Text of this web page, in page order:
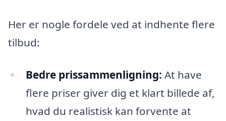
Her er nogle fordele ved at indhente flere
tilbud:
Bedre prissammenligning: At have
flere priser giver dig et klart billede af,
hvad du realistisk kan forvente at